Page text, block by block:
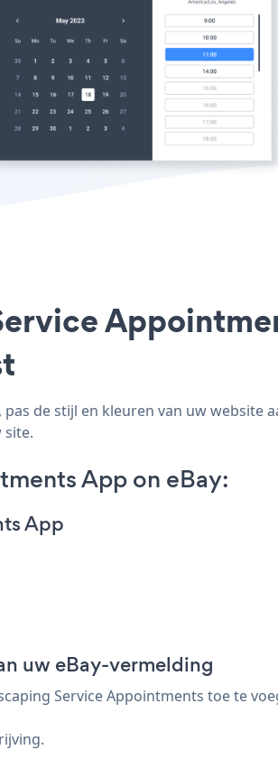
de stijl en kleuren van uw website
site.
App on eBay:
App
uw eBay-vermelding
Service Appointments toe te